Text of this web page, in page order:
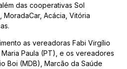
das cooperativas Sol
MoradaCar, Acácia, Vitória
as vereadoras Fabi Virgílio
Paula (PT), e os vereadores
Boi (MDB), Marcão da Saúde